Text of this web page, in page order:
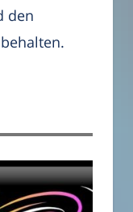
den